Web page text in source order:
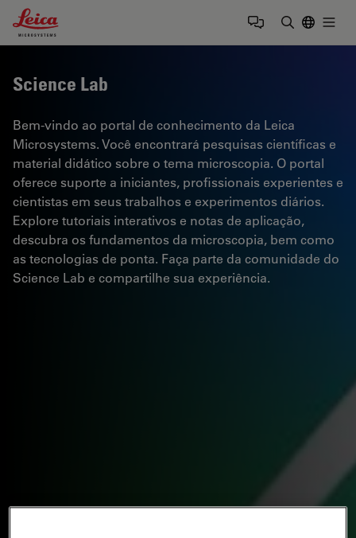
Leica Microsystems Logo
Science Lab
Bem-vindo ao portal de conhecimento da Leica
Microsystems. Você encontrará pesquisas científicas e
material didático sobre o tema microscopia. O portal
oferece suporte a iniciantes, profissionais experientes e
cientistas em seus trabalhos e experimentos diários.
Explore tutoriais interativos e notas de aplicação,
descubra os fundamentos da microscopia, bem como
as tecnologias de ponta. Faça parte da comunidade do
Science Lab e compartilhe sua experiência.